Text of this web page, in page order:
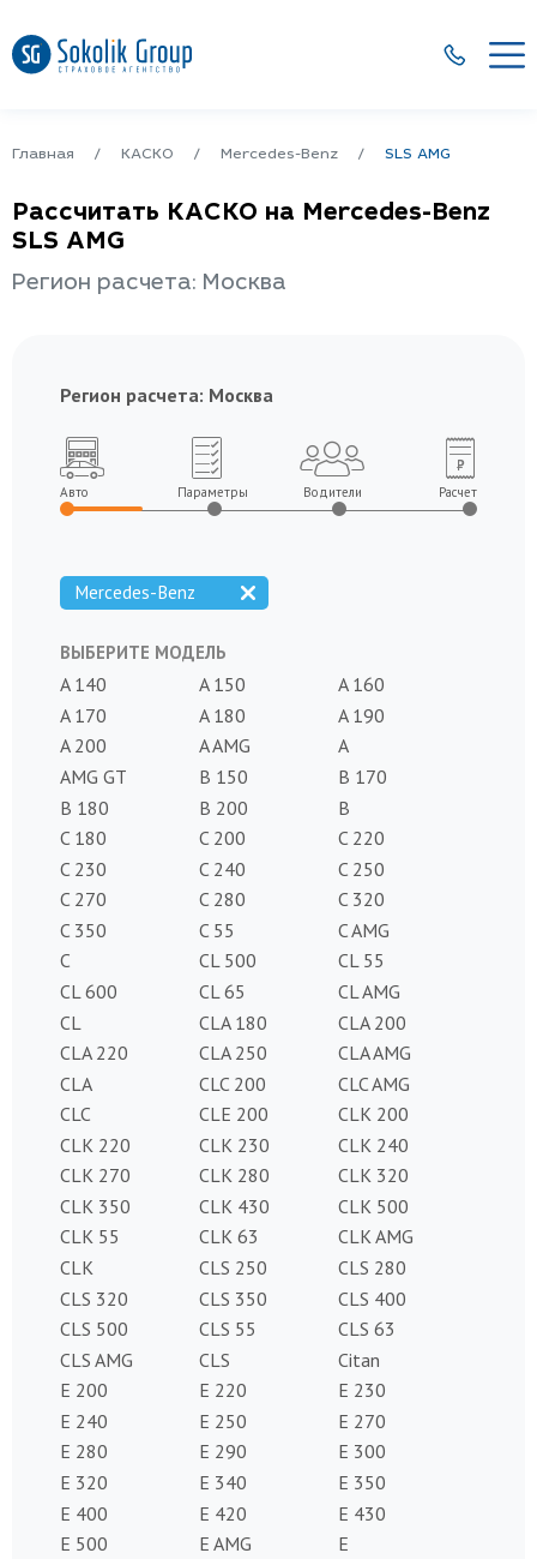
Главная КАСКО Mercedes-Benz SLS AMG
Рассчитать КАСКО на Mercedes-Benz
SLS AMG
Регион расчета: Москва
Регион расчета: Москва
Авто Параметры Водители Расчет
Mercedes-Benz
ВЫБЕРИТЕ МОДЕЛЬ
A 140 A 150
A 160
A 170
A 180
A 190
A 200
A AMG
A
AMG GT
B 150
B 170
B 180
B 200
B
C 180
C 200
C 220
C 230
C 240
C 250
C 270
C 280
C 320
C 350
C 55
C AMG
C
CL 500
CL 55
CL 600
CL 65
CL AMG
CL
CLA 180
CLA 200
CLA 220
CLA 250
CLA AMG
CLA
CLC 200
CLC AMG
CLC
CLE 200
CLK 200
CLK 220
CLK 230
CLK 240
CLK 270
CLK 280
CLK 320
CLK 350
CLK 430
CLK 500
CLK 55
CLK 63
CLK AMG
CLK
CLS 250
CLS 280
CLS 320
CLS 350
CLS 400
CLS 500
CLS 55
CLS 63
CLS AMG
CLS
Citan
E 200
E 220
E 230
E 240
E 250
E 270
E 280
E 290
E 300
E 320
E 340
E 350
E 400
E 420
E 430
E 500
E AMG
E